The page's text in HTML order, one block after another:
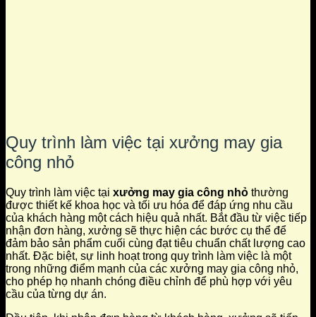
Quy trình làm việc tại xưởng may gia
công nhỏ
Quy trình làm việc tại xưởng may gia công nhỏ thường
được thiết kế khoa học và tối ưu hóa để đáp ứng nhu cầu
của khách hàng một cách hiệu quả nhất. Bắt đầu từ việc tiếp
nhận đơn hàng, xưởng sẽ thực hiện các bước cụ thể để
đảm bảo sản phẩm cuối cùng đạt tiêu chuẩn chất lượng cao
nhất. Đặc biệt, sự linh hoạt trong quy trình làm việc là một
trong những điểm mạnh của các xưởng may gia công nhỏ,
cho phép họ nhanh chóng điều chỉnh để phù hợp với yêu
cầu của từng dự án.